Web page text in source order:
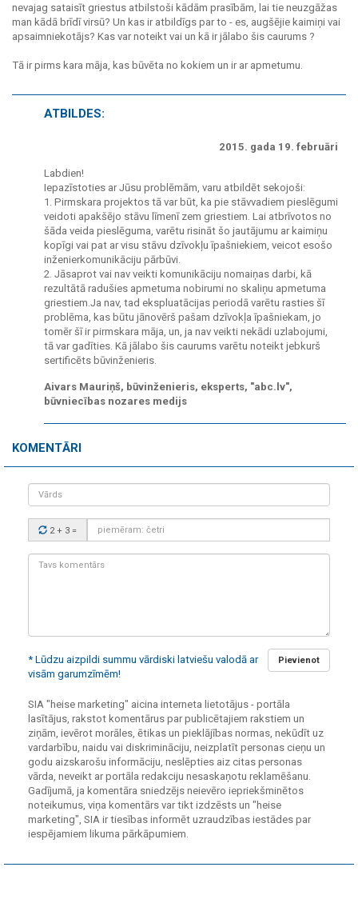
nevajag sataisīt griestus atbilstoši kādām prasībām, lai tie neuzgāžas
man kādā brīdī virsū? Un kas ir atbildīgs par to - es, augšējie kaimiņi vai
apsaimniekotājs? Kas var noteikt vai un kā ir jālabo šis caurums ?
Tā ir pirms kara māja, kas būvēta no kokiem un ir ar apmetumu.
ATBILDES:
2015. gada 19. februāri
Labdien!
Iepazīstoties ar Jūsu problēmām, varu atbildēt sekojoši:
1. Pirmskara projektos tā var būt, ka pie stāvvadiem pieslēgumi
veidoti apakšējo stāvu līmenī zem griestiem. Lai atbrīvotos no
šāda veida pieslēguma, varētu risināt šo jautājumu ar kaimiņu
kopīgi vai pat ar visu stāvu dzīvokļu īpašniekiem, veicot esošo
inženierkomunikāciju pārbūvi.
2. Jāsaprot vai nav veikti komunikāciju nomaiņas darbi, kā
rezultātā radušies apmetuma nobirumi no skaliņu apmetuma
griestiem.Ja nav, tad ekspluatācijas periodā varētu rasties šī
problēma, kas būtu jānovērš pašam dzīvokļa īpašniekam, jo
tomēr šī ir pirmskara māja, un, ja nav veikti nekādi uzlabojumi,
tā var gadīties. Kā jālabo šis caurums varētu noteikt jebkurš
sertificēts būvinženieris.
Aivars Mauriņš, būvinženieris, eksperts, "abc.lv",
būvniecības nozares medijs
KOMENTĀRI
Vārds
Drošības
kods:
2 + 3 =
Tavs
Pievienot
* Lūdzu aizpildi summu vārdiski latviešu valodā ar
visām garumzīmēm!
SIA "heise marketing" aicina interneta lietotājus - portāla
lasītājus, rakstot komentārus par publicētajiem rakstiem un
ziņām, ievērot morāles, ētikas un pieklājības normas, nekūdīt uz
vardarbību, naidu vai diskrimināciju, neizplatīt personas cieņu un
godu aizskarošu informāciju, neslēpties aiz citas personas
vārda, neveikt ar portāla redakciju nesaskaņotu reklamēšanu.
Gadījumā, ja komentāra sniedzējs neievēro iepriekšminētos
noteikumus, viņa komentārs var tikt izdzēsts un "heise
marketing", SIA ir tiesības informēt uzraudzības iestādes par
iespējamiem likuma pārkāpumiem.